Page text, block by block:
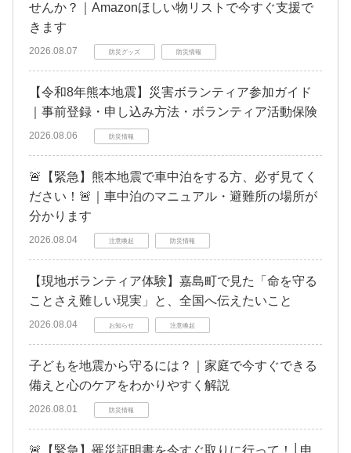
せんか？｜Amazonほしい物リストで今すぐ支援で
きます
2026.08.07 防災グッズ 防災情報
【令和8年熊本地震】災害ボランティア参加ガイド
｜事前登録・申し込み方法・ボランティア活動保険
2026.08.06 防災情報
🚨【緊急】熊本地震で車中泊をする方、必ず見てく
ださい！🚨｜車中泊のマニュアル・避難所の場所が
分かります
2026.08.04 注意喚起 防災情報
【現地ボランティア体験】嘉島町で見た「命を守る
ことさえ難しい現実」と、全国へ伝えたいこと
2026.08.04 お知らせ 注意喚起
子どもを地震から守るには？｜家庭で今すぐできる
備えと心のケアをわかりやすく解説
2026.08.01 防災情報